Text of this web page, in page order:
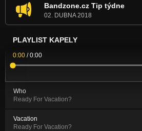
Bandzone.cz Tip týdne
02. DUBNA 2018
PLAYLIST KAPELY
0:00 /0:00
Who
Ready For Vacation?
Vacation
Ready For Vacation?